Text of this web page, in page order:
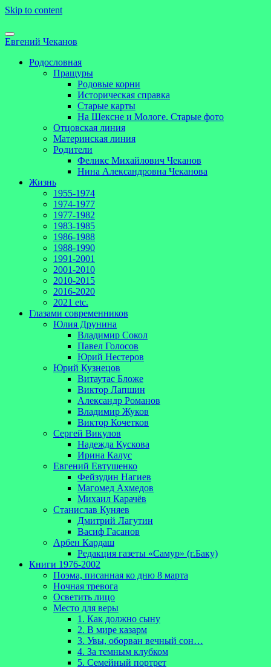
Skip to content
Евгений Чеканов
Родословная
Пращуры
Родовые корни
Историческая справка
Старые карты
На Шексне и Мологе. Старые фото
Отцовская линия
Материнская линия
Родители
Феликс Михайлович Чеканов
Нина Александровна Чеканова
Жизнь
1955-1974
1974-1977
1977-1982
1983-1985
1986-1988
1988-1990
1991-2001
2001-2010
2010-2015
2016-2020
2021 etc.
Глазами современников
Юлия Друнина
Владимир Сокол
Павел Голосов
Юрий Нестеров
Юрий Кузнецов
Витаутас Бложе
Виктор Лапшин
Александр Романов
Владимир Жуков
Виктор Кочетков
Сергей Викулов
Надежда Кускова
Ирина Калус
Евгений Евтушенко
Фейзудин Нагиев
Магомед Ахмедов
Михаил Карачёв
Станислав Куняев
Дмитрий Лагутин
Васиф Гасанов
Арбен Кардаш
Редакция газеты «Самур» (г.Баку)
Книги 1976-2002
Поэма, писанная ко дню 8 марта
Ночная тревога
Осветить лицо
Место для веры
1. Как должно сыну
2. В мире казарм
3. Увы, оборван вечный сон…
4. За темным клубком
5. Семейный портрет